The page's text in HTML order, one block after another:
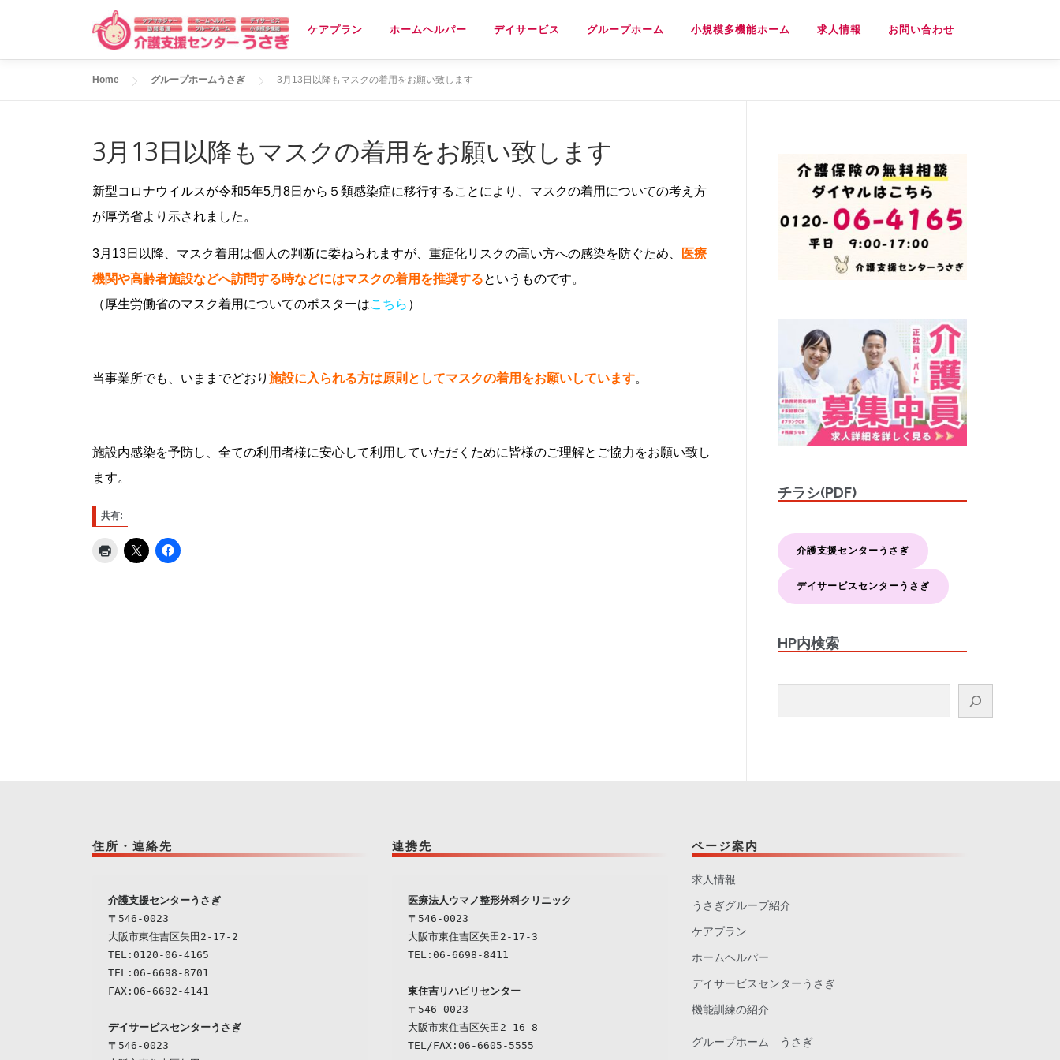
テ
ケアプラン ホームヘルパー デイサービス グループホーム 小規模多機能ホーム 求人情報 お問い合わせ
Home グループホームうさぎ 3月13日以降もマスクの着用をお願い致します
3月13日以降もマスクの着用をお願い致します
新型コロナウイルスが令和5年5月8日から５類感染症に移行することにより、マスクの着用についての考え方
が厚労省より示されました。
3月13日以降、マスク着用は個人の判断に委ねられますが、重症化リスクの高い方への感染を防ぐため、
医療
機関や高齢者施設などへ訪問する時などにはマスクの着用を推奨するというものです。
（厚生労働省のマスク着用についてのポスターはこちら ）
当事業所でも、いままでどおり 施設に入られる方は原則としてマスクの着用をお願いしています。
施設内感染を予防し、全ての利用者様に安心して利用していただくために皆様のご理解とご協力をお願い致し
ます。
共有:
チラシ(PDF)
介護支援センターうさぎ
デイサービスセンターうさぎ
HP内検索
住所・連絡先
介護支援センターうさぎ
〒546-0023
大阪市東住吉区矢田2-17-2
TEL:0120-06-4165
TEL:06-6698-8701
デイサービスセンターうさぎ
〒546-0023
連携先
〒546-0023
大阪市東住吉区矢田2-17-3
TEL:06-6698-8411
東住吉リハビリセンター
〒546-0023
大阪市東住吉区矢田2-16-8
ページ案内
求人情報
うさぎグループ紹介
ケアプラン
ホームヘルパー
デイサービスセンターうさぎ
機能訓練の紹介
グループホーム うさぎ